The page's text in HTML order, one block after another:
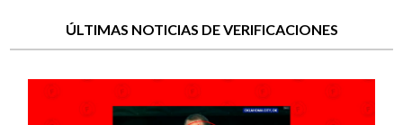
ÚLTIMAS NOTICIAS DE VERIFICACIONES